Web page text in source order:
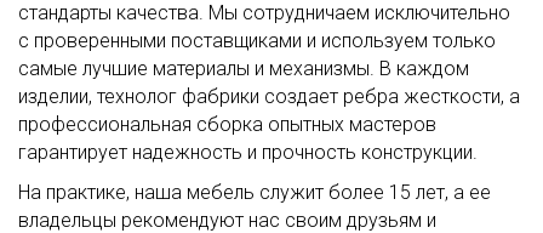
стандарты качества. Мы сотрудничаем исключительно
с проверенными поставщиками и используем только
самые лучшие материалы и механизмы. В каждом
изделии, технолог фабрики создает ребра жесткости, а
профессиональная сборка опытных мастеров
гарантирует надежность и прочность конструкции.
На практике, наша мебель служит более 15 лет, а ее
владельцы рекомендуют нас своим друзьям и